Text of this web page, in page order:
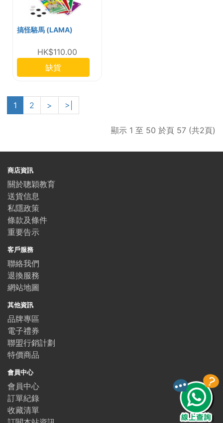
搞怪駱馬 (LAMA)
HK$110.00
缺貨
1 2 > >|
顯示 1 至 50 於頁 57 (共2頁)
商店資訊
關於聰穎教育
送貨信息
私隱政策
條款及條件
重要告示
客戶服務
聯絡我們
退換服務
網站地圖
其他資訊
品牌專區
電子禮券
聯盟行銷計劃
特價商品
會員中心
會員中心
訂單紀錄
收藏清單